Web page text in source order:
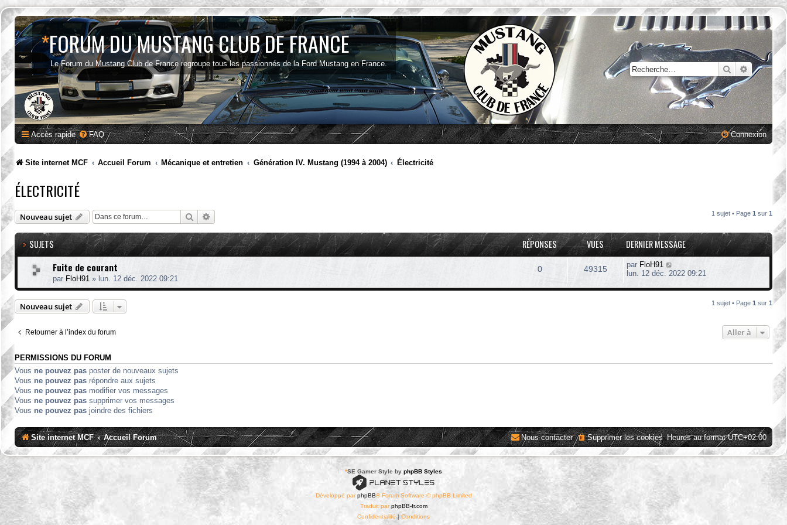
*FORUM DU MUSTANG CLUB DE FRANCE
Le Forum du Mustang Club de France regroupe tous les passionnés de la Ford Mustang en France. Rechercher
Accès rapide FAQ Connexion
Site internet MCF Accueil Forum Mécanique et entretien Génération IV. Mustang (1994 à 2004) Électricité
ÉLECTRICITÉ
Nouveau sujet Rechercher 1 sujet • Page 1 sur 1
SUJETS RÉPONSES VUES DERNIER MESSAGE
Fuite de courant
par FloH91 » lun. 12 déc. 2022 09:21
0 49315 par FloH91
lun. 12 déc. 2022 09:21
Nouveau sujet 1 sujet • Page 1 sur 1
Retourner à l’index du forum Aller à
PERMISSIONS DU FORUM
Vous ne pouvez pas poster de nouveaux sujets
Vous ne pouvez pas répondre aux sujets
Vous ne pouvez pas modifier vos messages
Vous ne pouvez pas supprimer vos messages
Vous ne pouvez pas joindre des fichiers
Site internet MCF Accueil Forum Heures au formatUTC+02:00
Supprimer les cookies
Nous contacter
*SE Gamer Style by phpBB Styles
Développé parphpBB® Forum Software © phpBB Limited
Traduit parphpBB-fr.com
Confidentialité| Conditions